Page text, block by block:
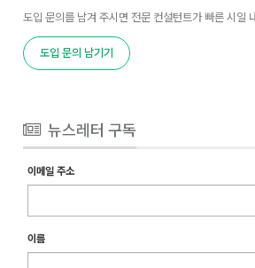
도입 문의를 남겨 주시면 전문 컨설턴트가 빠른 시일
도입 문의 남기기
뉴스레터 구독
이메일 주소
이름